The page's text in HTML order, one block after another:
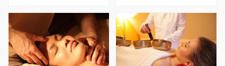
Ingolstadt